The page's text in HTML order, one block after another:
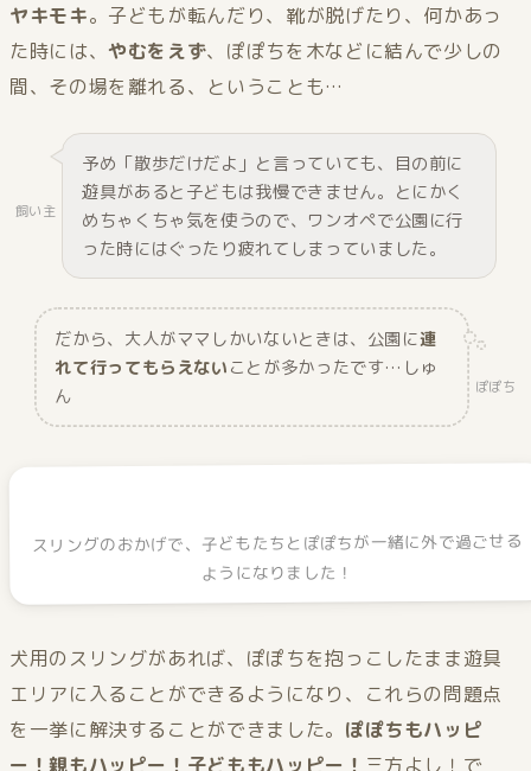
ヤキモキ。子どもが転んだり、靴が脱げたり、何かあっ
た時には、 やむをえず、ぽぽちを木などに結んで少しの
間、その場を離れる、ということも…
飼い主
予め「散歩だけだよ」と言っていても、目の前に
遊具があると子どもは我慢できません。とにかく
めちゃくちゃ気を使うので、ワンオペで公園に行
った時にはぐったり疲れてしまっていました。
ぽぽち
だから、大人がママしかいないときは、公園に連
れて行ってもらえない ことが多かったです…しゅ
ん
スリングのおかげで、子どもたちとぽぽちが一緒に外で過ごせる
ようになりました！
犬用のスリングがあれば、ぽぽちを抱っこしたまま遊具
エリアに入ることができるようになり、これらの問題点
を一挙に解決することができました。 ぽぽちもハッピ
ー！親もハッピー！子どももハッピー！ 三方よし！で